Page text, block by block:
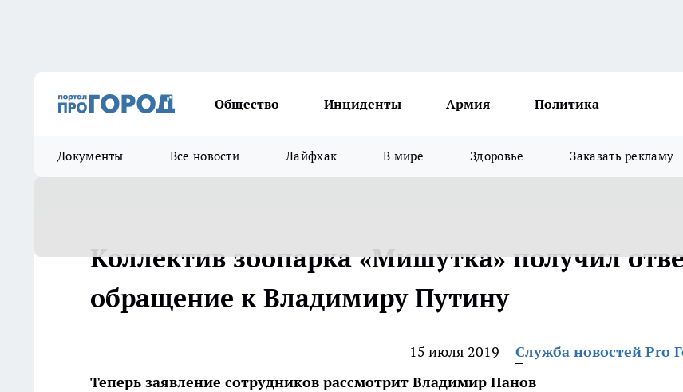
Общество Инциденты Армия Политика
Документы Все новости Лайфхак В мире Здоровье Заказать рекламу
Коллектив зоопарка «Мишутка» получил
обращение к Владимиру Путину
15 июля 2019
Служба новостей Pro
Теперь заявление сотрудников рассмотрит Владимир Панов